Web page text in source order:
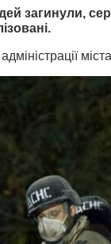
загинули,